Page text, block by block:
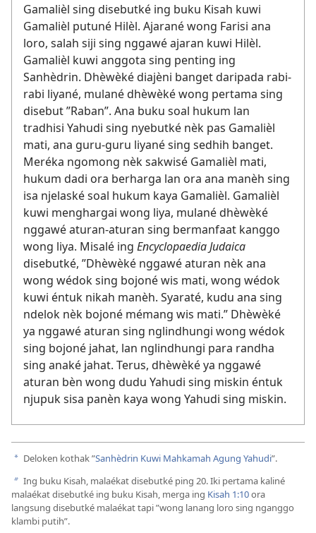
Gamalièl sing disebutké ing buku Kisah kuwi
Gamalièl putuné Hilèl. Ajarané wong Farisi ana
loro, salah siji sing nggawé ajaran kuwi Hilèl.
Gamalièl kuwi anggota sing penting ing
Sanhèdrin. Dhèwèké diajèni banget daripada rabi-
rabi liyané, mulané dhèwèké wong pertama sing
disebut ”Raban”. Ana buku soal hukum lan
tradhisi Yahudi sing nyebutké nèk pas Gamalièl
mati, ana guru-guru liyané sing sedhih banget.
Meréka ngomong nèk sakwisé Gamalièl mati,
hukum dadi ora berharga lan ora ana manèh sing
isa njelaské soal hukum kaya Gamalièl. Gamalièl
kuwi menghargai wong liya, mulané dhèwèké
nggawé aturan-aturan sing bermanfaat kanggo
wong liya. Misalé ing Encyclopaedia Judaica
disebutké, ”Dhèwèké nggawé aturan nèk ana
wong wédok sing bojoné wis mati, wong wédok
kuwi éntuk nikah manèh. Syaraté, kudu ana sing
ndelok nèk bojoné mémang wis mati.” Dhèwèké
ya nggawé aturan sing nglindhungi wong wédok
sing bojoné jahat, lan nglindhungi para randha
sing anaké jahat. Terus, dhèwèké ya nggawé
aturan bèn wong dudu Yahudi sing miskin éntuk
njupuk sisa panèn kaya wong Yahudi sing miskin.
a Deloken kothak ”Sanhèdrin Kuwi Mahkamah Agung Yahudi”.
b Ing buku Kisah, malaékat disebutké ping 20. Iki pertama kaliné
malaékat disebutké ing buku Kisah, merga ing Kisah 1:10ora
langsung disebutké malaékat tapi ”wong lanang loro sing nganggo
klambi putih”.